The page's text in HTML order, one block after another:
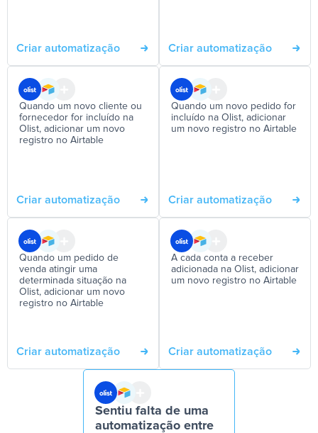
Criar automatização Criar automatização
Quando um novo cliente ou
fornecedor for incluído na
Olist, adicionar um novo
registro no Airtable
Criar automatização
Quando um novo pedido for
incluído na Olist, adicionar
um novo registro no Airtable
Criar automatização
Quando um pedido de
venda atingir uma
determinada situação na
Olist, adicionar um novo
registro no Airtable
Criar automatização
A cada conta a receber
adicionada na Olist, adicionar
um novo registro no Airtable
Criar automatização
Sentiu falta de uma
automatização entre